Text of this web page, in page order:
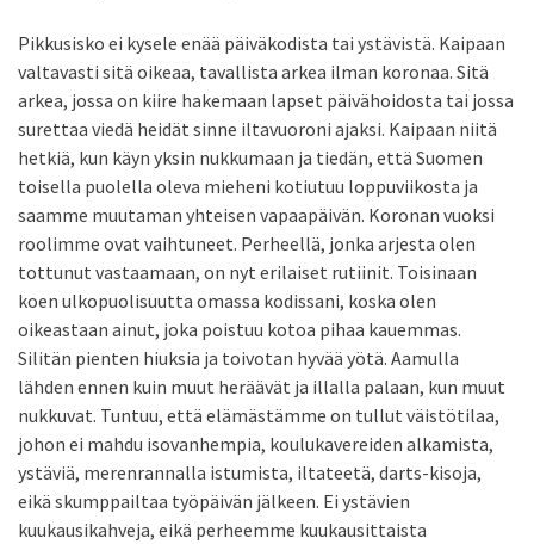
Pikkusisko ei kysele enää päiväkodista tai ystävistä. Kaipaan
valtavasti sitä oikeaa, tavallista arkea ilman koronaa. Sitä
arkea, jossa on kiire hakemaan lapset päivähoidosta tai jossa
surettaa viedä heidät sinne iltavuoroni ajaksi. Kaipaan niitä
hetkiä, kun käyn yksin nukkumaan ja tiedän, että Suomen
toisella puolella oleva mieheni kotiutuu loppuviikosta ja
saamme muutaman yhteisen vapaapäivän. Koronan vuoksi
roolimme ovat vaihtuneet. Perheellä, jonka arjesta olen
tottunut vastaamaan, on nyt erilaiset rutiinit. Toisinaan
koen ulkopuolisuutta omassa kodissani, koska olen
oikeastaan ainut, joka poistuu kotoa pihaa kauemmas.
Silitän pienten hiuksia ja toivotan hyvää yötä. Aamulla
lähden ennen kuin muut heräävät ja illalla palaan, kun muut
nukkuvat. Tuntuu, että elämästämme on tullut väistötilaa,
johon ei mahdu isovanhempia, koulukavereiden alkamista,
ystäviä, merenrannalla istumista, iltateetä, darts-kisoja,
eikä skumppailtaa työpäivän jälkeen. Ei ystävien
kuukausikahveja, eikä perheemme kuukausittaista